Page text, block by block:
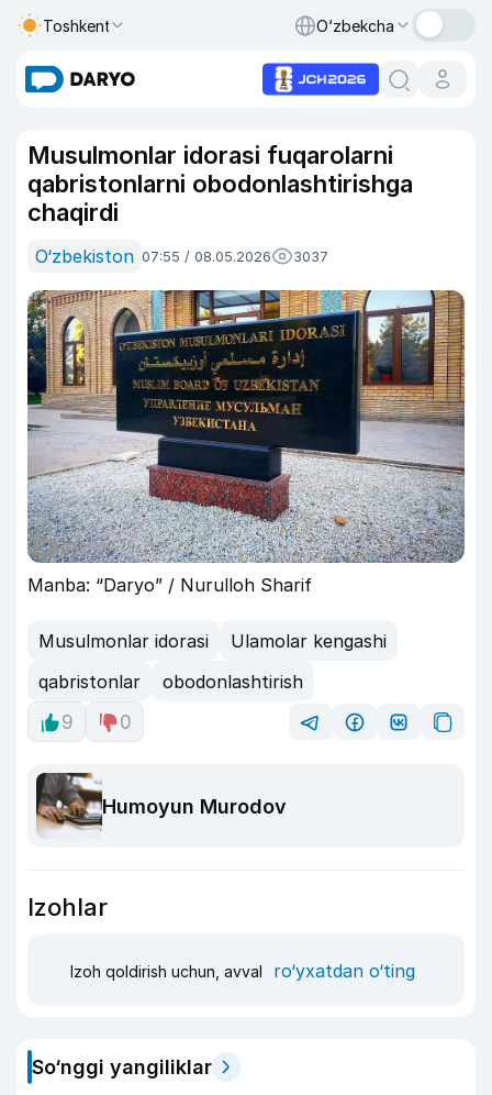
Toshkent O‘zbekcha
Musulmonlar idorasi fuqarolarni
qabristonlarni obodonlashtirishga
chaqirdi
O‘zbekiston 07:55 / 08.05.2026 3037
Manba: “Daryo” / Nurulloh Sharif
Musulmonlar idorasi
Ulamolar kengashi
qabristonlar
obodonlashtirish
9
0
Humoyun Murodov
Izohlar
Izoh qoldirish uchun, avval ro‘yxatdan o‘ting
So‘nggi yangiliklar